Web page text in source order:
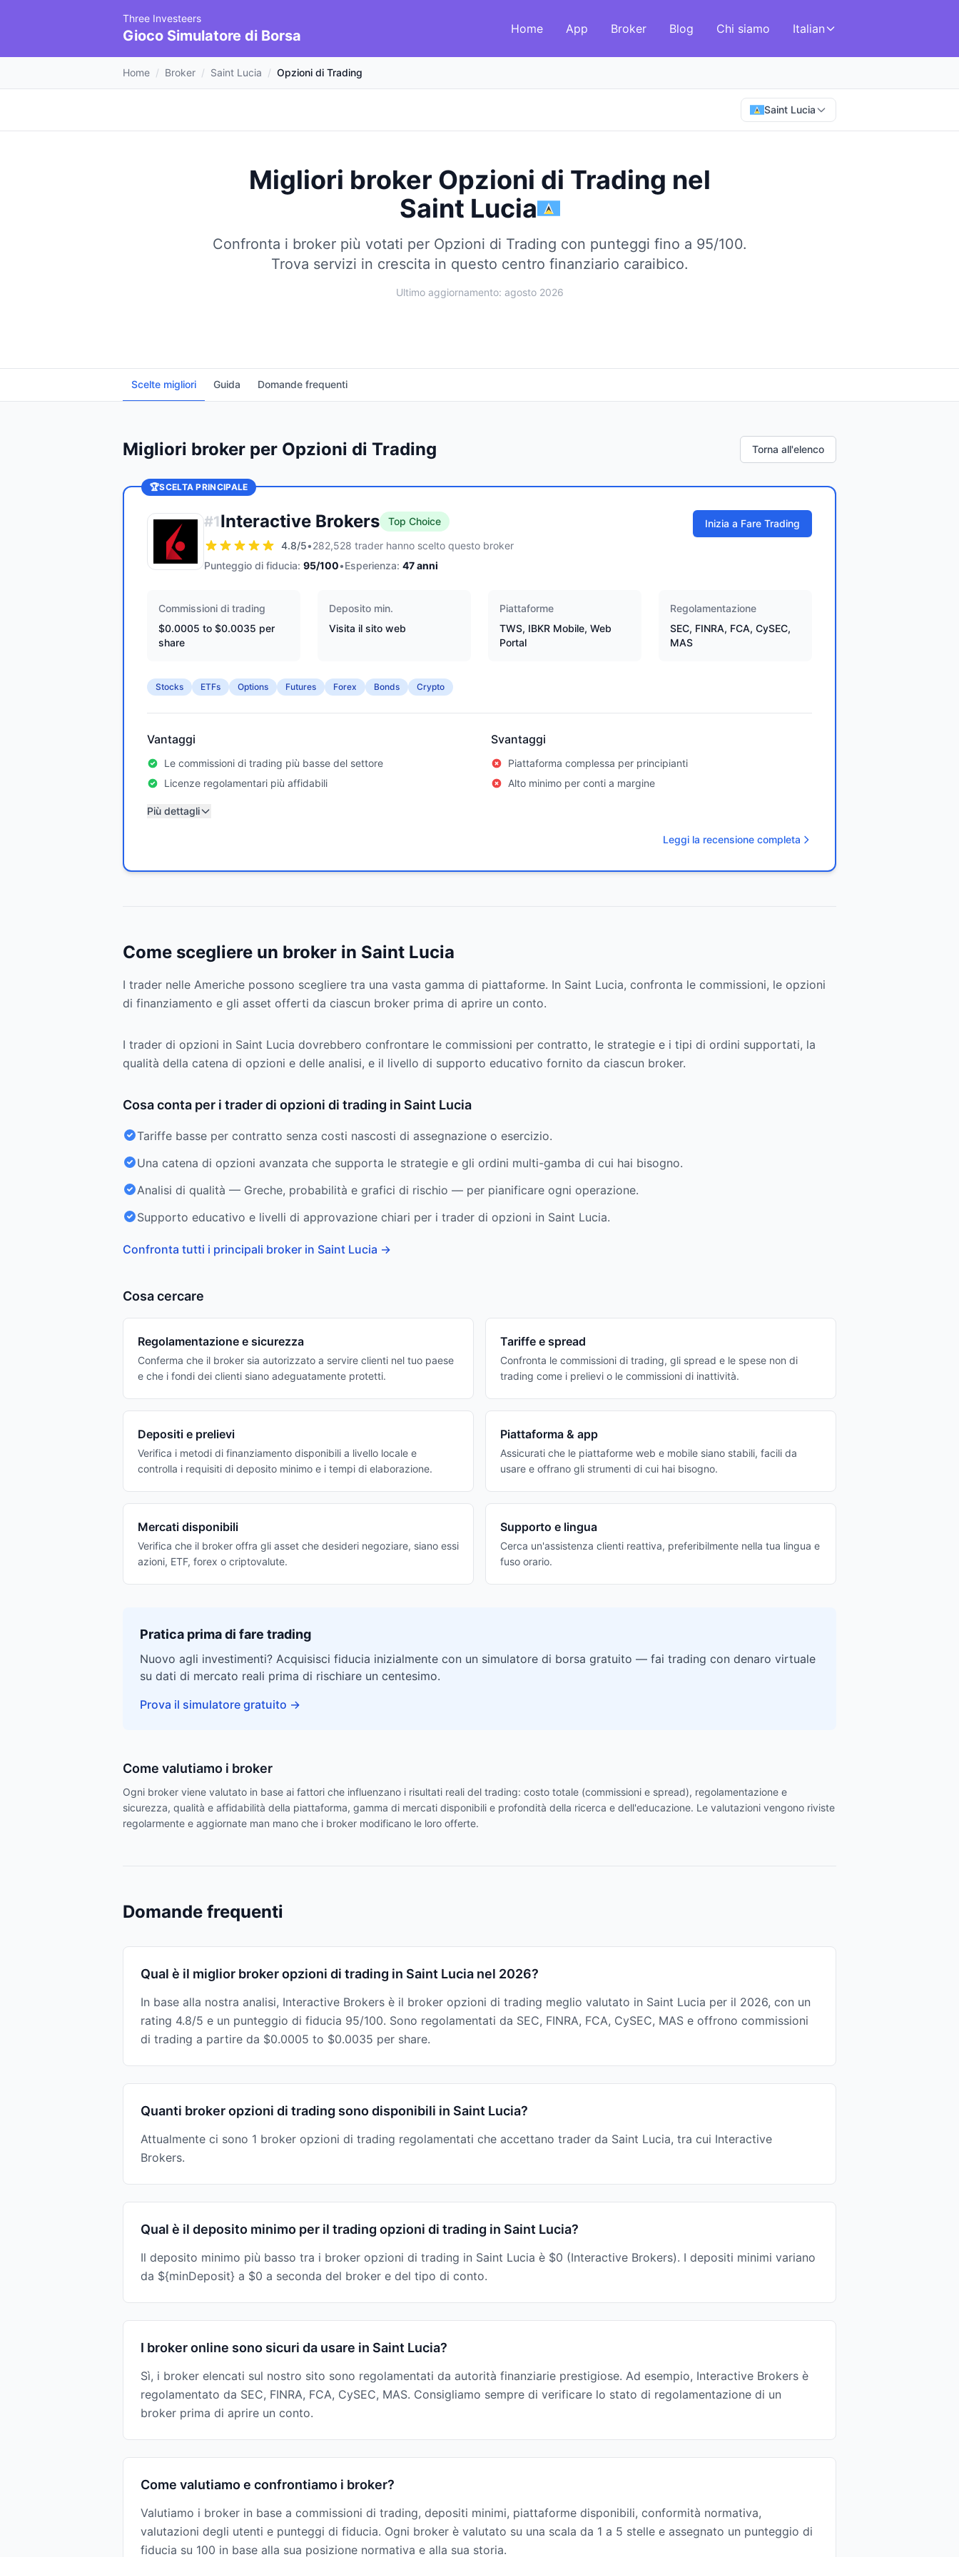
Three Investeers
Gioco Simulatore di Borsa Home App Broker Blog Chi siamo Italian
Home / Broker / Saint Lucia / Opzioni di Trading
Saint Lucia
Migliori broker Opzioni di Trading nel
Saint Lucia
Confronta i broker più votati per Opzioni di Trading con punteggi fino a 95/100.
Trova servizi in crescita in questo centro finanziario caraibico.
Ultimo aggiornamento: agosto 2026
Scelte migliori Guida Domande frequenti
Migliori broker per Opzioni di Trading Torna all'elenco
🏆SCELTA PRINCIPALE
#1Interactive Brokers
Top Choice
4.8/5•282,528 trader hanno scelto questo broker
Punteggio di fiducia: 95/100•Esperienza: 47anni
Inizia a Fare Trading
Commissioni di trading
$0.0005 to $0.0035 per
share
Deposito min.
Visita il sito web
Piattaforme
TWS, IBKR Mobile, Web
Portal
Regolamentazione
SEC, FINRA, FCA, CySEC,
MAS
Stocks ETFs Options Futures Forex Bonds Crypto
Vantaggi
Le commissioni di trading più basse del settore
Licenze regolamentari più affidabili
Svantaggi
Piattaforma complessa per principianti
Alto minimo per conti a margine
Più dettagli
Leggi la recensione completa
Come scegliere un broker in Saint Lucia
I trader nelle Americhe possono scegliere tra una vasta gamma di piattaforme. In Saint Lucia, confronta le commissioni, le opzioni
di finanziamento e gli asset offerti da ciascun broker prima di aprire un conto.
I trader di opzioni in Saint Lucia dovrebbero confrontare le commissioni per contratto, le strategie e i tipi di ordini supportati, la
qualità della catena di opzioni e delle analisi, e il livello di supporto educativo fornito da ciascun broker.
Cosa conta per i trader di opzioni di trading in Saint Lucia
Tariffe basse per contratto senza costi nascosti di assegnazione o esercizio.
Una catena di opzioni avanzata che supporta le strategie e gli ordini multi-gamba di cui hai bisogno.
Analisi di qualità — Greche, probabilità e grafici di rischio — per pianificare ogni operazione.
Supporto educativo e livelli di approvazione chiari per i trader di opzioni in Saint Lucia.
Confronta tutti i principali broker in Saint Lucia →
Cosa cercare
Regolamentazione e sicurezza
Conferma che il broker sia autorizzato a servire clienti nel tuo paese
e che i fondi dei clienti siano adeguatamente protetti.
Tariffe e spread
Confronta le commissioni di trading, gli spread e le spese non di
trading come i prelievi o le commissioni di inattività.
Depositi e prelievi
Verifica i metodi di finanziamento disponibili a livello locale e
controlla i requisiti di deposito minimo e i tempi di elaborazione.
Piattaforma & app
Assicurati che le piattaforme web e mobile siano stabili, facili da
usare e offrano gli strumenti di cui hai bisogno.
Mercati disponibili
Verifica che il broker offra gli asset che desideri negoziare, siano essi
azioni, ETF, forex o criptovalute.
Supporto e lingua
Cerca un'assistenza clienti reattiva, preferibilmente nella tua lingua e
fuso orario.
Pratica prima di fare trading
Nuovo agli investimenti? Acquisisci fiducia inizialmente con un simulatore di borsa gratuito — fai trading con denaro virtuale
su dati di mercato reali prima di rischiare un centesimo.
Prova il simulatore gratuito →
Come valutiamo i broker
Ogni broker viene valutato in base ai fattori che influenzano i risultati reali del trading: costo totale (commissioni e spread), regolamentazione e
sicurezza, qualità e affidabilità della piattaforma, gamma di mercati disponibili e profondità della ricerca e dell'educazione. Le valutazioni vengono riviste
regolarmente e aggiornate man mano che i broker modificano le loro offerte.
Domande frequenti
Qual è il miglior broker opzioni di trading in Saint Lucia nel 2026?
In base alla nostra analisi, Interactive Brokers è il broker opzioni di trading meglio valutato in Saint Lucia per il 2026, con un
rating 4.8/5 e un punteggio di fiducia 95/100. Sono regolamentati da SEC, FINRA, FCA, CySEC, MAS e offrono commissioni
di trading a partire da $0.0005 to $0.0035 per share.
Quanti broker opzioni di trading sono disponibili in Saint Lucia?
Attualmente ci sono 1 broker opzioni di trading regolamentati che accettano trader da Saint Lucia, tra cui Interactive
Brokers.
Qual è il deposito minimo per il trading opzioni di trading in Saint Lucia?
Il deposito minimo più basso tra i broker opzioni di trading in Saint Lucia è $0 (Interactive Brokers). I depositi minimi variano
da ${minDeposit} a $0 a seconda del broker e del tipo di conto.
I broker online sono sicuri da usare in Saint Lucia?
Sì, i broker elencati sul nostro sito sono regolamentati da autorità finanziarie prestigiose. Ad esempio, Interactive Brokers è
regolamentato da SEC, FINRA, FCA, CySEC, MAS. Consigliamo sempre di verificare lo stato di regolamentazione di un
broker prima di aprire un conto.
Come valutiamo e confrontiamo i broker?
Valutiamo i broker in base a commissioni di trading, depositi minimi, piattaforme disponibili, conformità normativa,
valutazioni degli utenti e punteggi di fiducia. Ogni broker è valutato su una scala da 1 a 5 stelle e assegnato un punteggio di
fiducia su 100 in base alla sua posizione normativa e alla sua storia.